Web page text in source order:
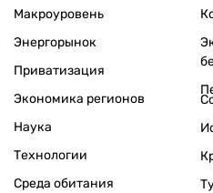
Макроуровень
Энергорынок
Приватизация
Экономика регионов
Наука
Технологии
Среда обитания